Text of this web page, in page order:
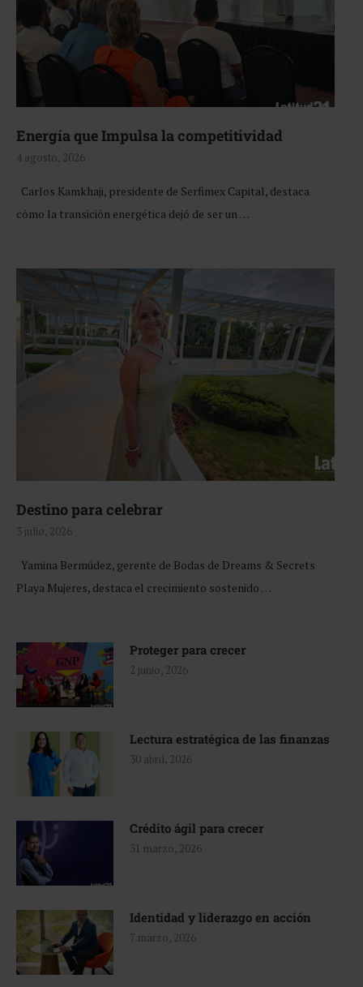
Energía que Impulsa la competitividad
4 agosto, 2026
Carlos Kamkhaji, presidente de Serfimex Capital, destaca
cómo la transición energética dejó de ser un …
Destino para celebrar
3 julio, 2026
Yamina Bermúdez, gerente de Bodas de Dreams & Secrets
Playa Mujeres, destaca el crecimiento sostenido …
Proteger para crecer
2 junio, 2026
Lectura estratégica de las finanzas
30 abril, 2026
Crédito ágil para crecer
31 marzo, 2026
Identidad y liderazgo en acción
7 marzo, 2026